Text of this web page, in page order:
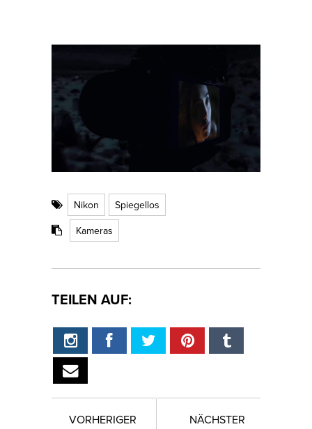
Nikon
Spiegellos
Kameras
TEILEN AUF:
VORHERIGER
NÄCHSTER